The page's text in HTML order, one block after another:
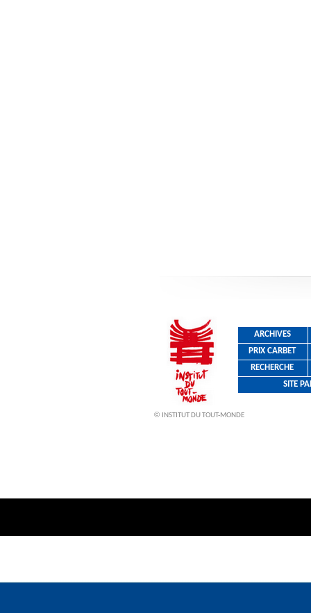
© INSTITUT DU TOUT-MONDE
ARCHIVES
PRIX CARBET
SITE
RECHERCHE